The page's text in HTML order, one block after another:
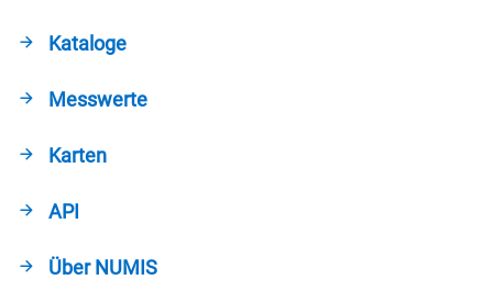
Kataloge
Messwerte
Karten
API
Über NUMIS